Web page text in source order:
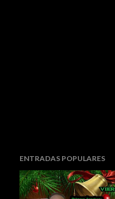
ENTRADAS POPULARES